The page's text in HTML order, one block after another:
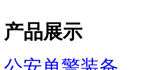
产品展示